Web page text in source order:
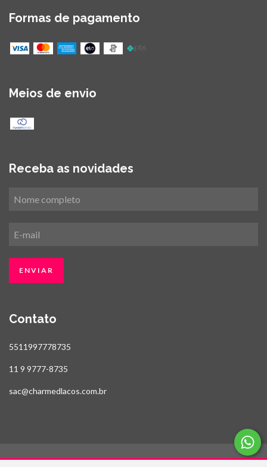
Formas de pagamento
Meios de envio
Receba as novidades
Contato
5511997778735
11 9 9777-8735
sac@charmedlacos.com.br